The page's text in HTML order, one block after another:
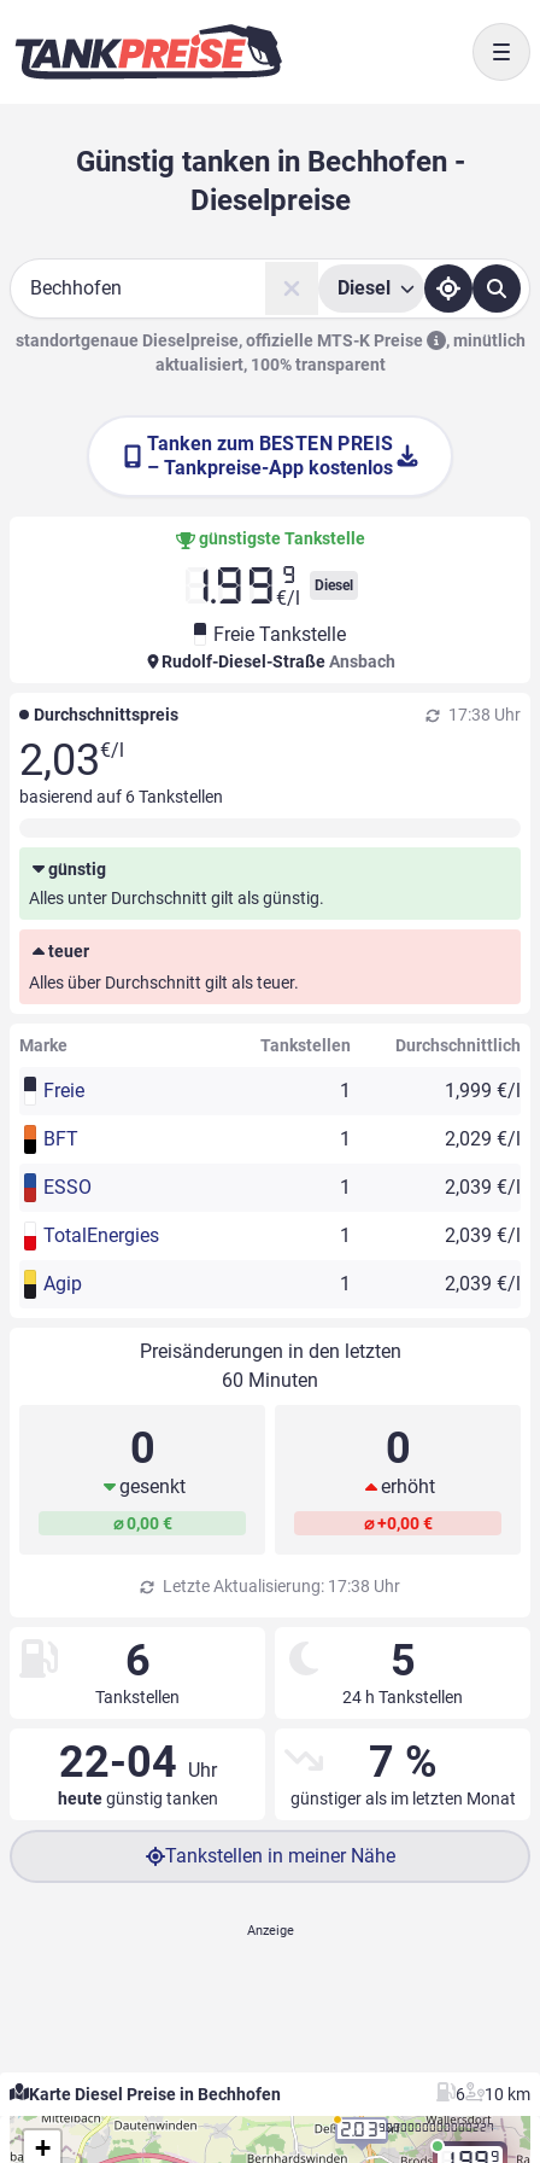
Günstig tanken in Bechhofen -
Dieselpreise
Suche
Diesel
standortgenaue Dieselpreise, offizielle MTS-K Preise ,minütlich
aktualisiert, 100% transparent
Tanken zum BESTEN PREIS
– Tankpreise-App kostenlos
günstigste Tankstelle
1.99 9
€/l
Diesel
Freie Tankstelle
Rudolf-Diesel-StraßeAnsbach
Durchschnittspreis 17:38 Uhr
2,03€/l
basierend auf 6Tankstellen
günstig
Alles unter Durchschnitt gilt als günstig.
teuer
Alles über Durchschnitt gilt als teuer.
Marke Tankstellen Durchschnittlich
Freie 1 1,999 €/l
BFT 1 2,029 €/l
ESSO 1 2,039 €/l
TotalEnergies 1 2,039 €/l
Agip 1 2,039 €/l
Preisänderungen in den letzten
60 Minuten
0
gesenkt
⌀ 0,00 €
0
erhöht
⌀ +0,00 €
Letzte Aktualisierung: 17:38 Uhr
6
Tankstellen
5
24 h Tankstellen
22-04 Uhr
heutegünstig tanken
7 %
günstiger als im letzten Monat
Tankstellen in meiner Nähe
Karte Diesel Preise in Bechhofen 6 10 km
9
2.039.000000000000227
+